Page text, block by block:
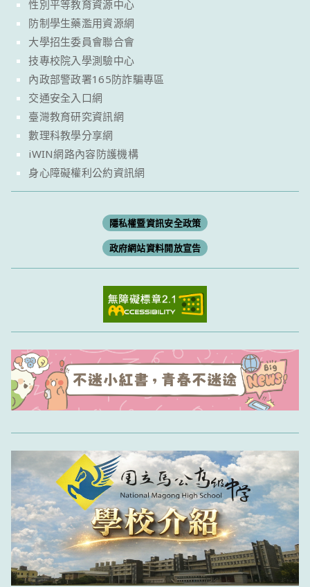
性別平等教育資源中心
防制學生藥濫用資源網
大學招生委員會聯合會
技專校院入學測驗中心
內政部警政署165防詐騙專區
交通安全入口網
臺灣教育研究資訊網
數理科教學分享網
iWIN網路內容防護機構
身心障礙權利公約資訊網
隱私權暨資訊安全政策
政府網站資料開放宣告